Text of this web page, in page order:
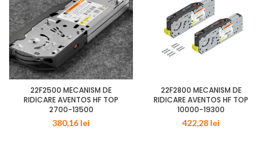
22F2500 MECANISM DE
RIDICARE AVENTOS HF TOP
2700-13500
380,16 lei
22F2800 MECANISM DE
RIDICARE AVENTOS HF TOP
10000-19300
422,28 lei